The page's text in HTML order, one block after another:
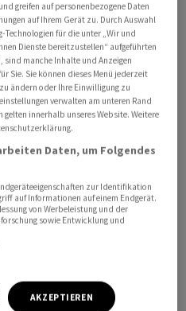
in eine Zeit, in der globale
geprägt seien. Das
Kaffee und Kakao
habe mit einer Erhöhung
und Fairtrade-Prämien für
Jahr sollen nun die
für Kaffee überprüft
Prinzip
Mindestpreis als
festgesetzt. Er
zufolge an den
greifen auf personenbezogene Daten
auf Ihrem Gerät zu. Durch Auswahl
für die unter „Wir und
Dienste bereitzustellen“ aufgeführten
manche Inhalte und Anzeigen
Sie. Sie können dieses Menü jederzeit
ändern oder Ihre Einwilligung zu
verwalten am unteren Rand
innerhalb unseres Website. Weitere
Daten, um Folgendes
zur Identifikation
auf Informationen auf einem Endgerät.
von Werbeleistung und der
sowie Entwicklung und
AKZEPTIEREN